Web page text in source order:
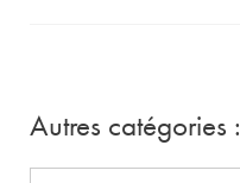
Autres catégories :